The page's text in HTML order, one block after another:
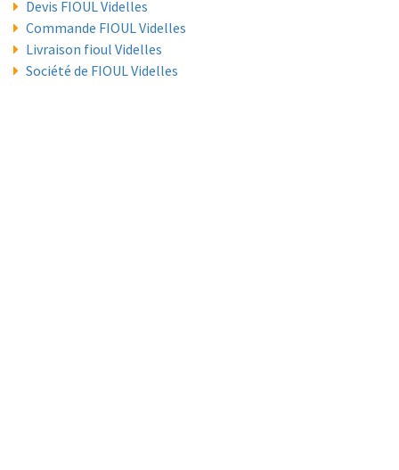
Devis FIOUL Videlles
Commande FIOUL Videlles
Livraison fioul Videlles
Société de FIOUL Videlles